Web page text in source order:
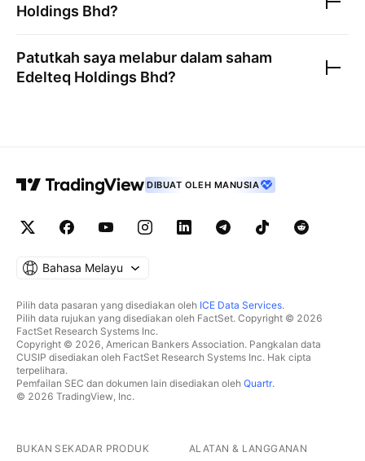
Holdings Bhd?
Patutkah saya melabur dalam saham
Edelteq Holdings Bhd?
DIBUAT OLEH MANUSIA
Bahasa Melayu
Pilih data pasaran yang disediakan oleh ICE Data Services.
Pilih data rujukan yang disediakan oleh FactSet. Copyright © 2026
FactSet Research Systems Inc.
Copyright © 2026, American Bankers Association. Pangkalan data
CUSIP disediakan oleh FactSet Research Systems Inc. Hak cipta
terpelihara.
Pemfailan SEC dan dokumen lain disediakan oleh Quartr.
© 2026 TradingView, Inc.
BUKAN SEKADAR PRODUK ALATAN & LANGGANAN